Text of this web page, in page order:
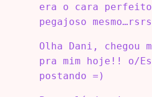
era o cara
pegajoso mesmo…rsrs
Olha Dani, chegou
pra mim hoje!! o/
postando =)